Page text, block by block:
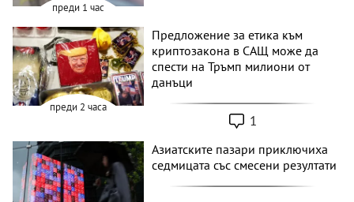
преди 1 час
преди 2 часа
Предложение за етика към
криптозакона в САЩ може да
спести на Тръмп милиони от
данъци
1
Азиатските пазари приключиха
седмицата със смесени резултати